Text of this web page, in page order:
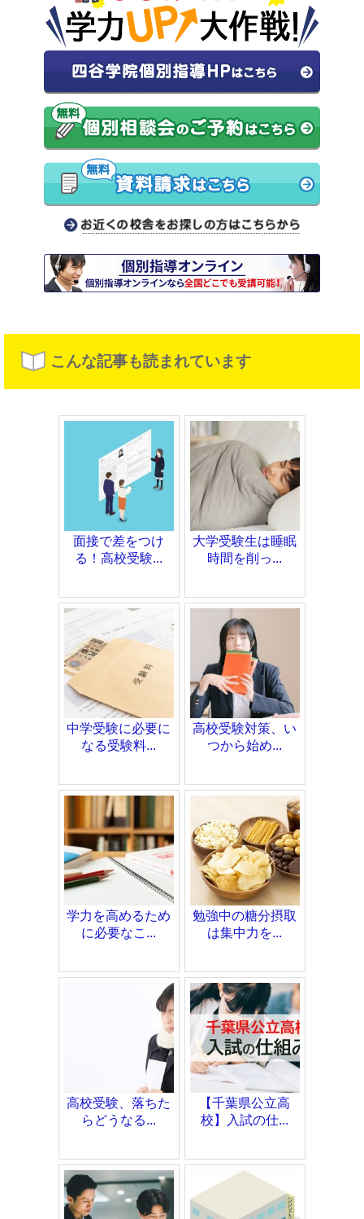
こんな記事も読まれています
面接で差をつけ
る！高校受験...
大学受験生は睡眠
時間を削っ...
中学受験に必要に
なる受験料...
高校受験対策、い
つから始め...
学力を高めるため
に必要なこ...
勉強中の糖分摂取
は集中力を...
高校受験、落ちた
らどうなる...
【千葉県公立高
校】入試の仕...